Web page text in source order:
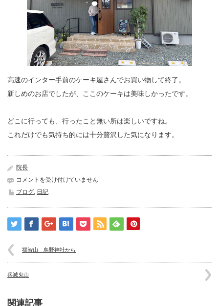
高速のインター手前のケーキ屋さんでお買い物して終了。
新しめのお店でしたが、ここのケーキは美味しかったです。
どこに行っても、行ったこと無い所は楽しいですね。
これだけでも気持ち的には十分贅沢した気になります。
院長
祐
徳
荷
神
社
コメントを受け付けていません
ブログ, 日記
福智山 鳥野神社から
岳滅鬼山
関連記事